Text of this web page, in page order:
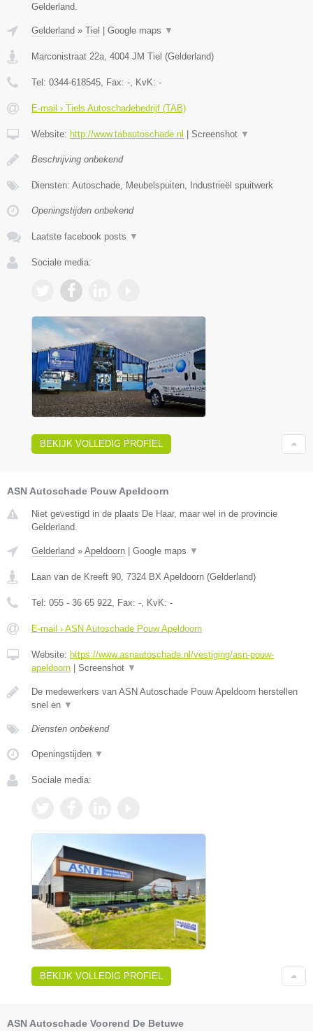
Gelderland.
Gelderland » Tiel | Google maps ▼
Marconistraat 22a 4004 JM Tiel (Gelderland)
Tel: 0344-618545 , Fax: - , KvK: -
E-mail › Tiels Autoschadebedrijf (TAB)
Website: http://www.tabautoschade.nl | Screenshot ▼
Beschrijving onbekend
Diensten: Autoschade, Meubelspuiten, Industrieël spuitwerk
Openingstijden onbekend
Laatste facebook posts ▼
Sociale media:
BEKIJK VOLLEDIG PROFIEL
ASN Autoschade Pouw Apeldoorn
Niet gevestigd in de plaats De Haar, maar wel in de provincie
Gelderland.
Gelderland » Apeldoorn | Google maps ▼
Laan van de Kreeft 90 7324 BX Apeldoorn (Gelderland)
Tel: 055 - 36 65 922 , Fax: - , KvK: -
E-mail › ASN Autoschade Pouw Apeldoorn
Website: https://www.asnautoschade.nl/vestiging/asn-pouw-
apeldoorn | Screenshot ▼
De medewerkers van ASN Autoschade Pouw Apeldoorn herstellen
snel en ▼
Diensten onbekend
Openingstijden ▼
Sociale media:
BEKIJK VOLLEDIG PROFIEL
ASN Autoschade Voorend De Betuwe